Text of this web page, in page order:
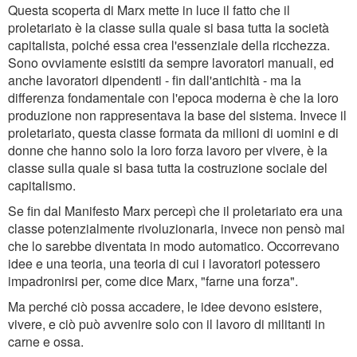
Questa scoperta di Marx mette in luce il fatto che il
proletariato è la classe sulla quale si basa tutta la società
capitalista, poiché essa crea l'essenziale della ricchezza.
Sono ovviamente esistiti da sempre lavoratori manuali, ed
anche lavoratori dipendenti - fin dall'antichità - ma la
differenza fondamentale con l'epoca moderna è che la loro
produzione non rappresentava la base del sistema. Invece il
proletariato, questa classe formata da milioni di uomini e di
donne che hanno solo la loro forza lavoro per vivere, è la
classe sulla quale si basa tutta la costruzione sociale del
capitalismo.
Se fin dal Manifesto Marx percepì che il proletariato era una
classe potenzialmente rivoluzionaria, invece non pensò mai
che lo sarebbe diventata in modo automatico. Occorrevano
idee e una teoria, una teoria di cui i lavoratori potessero
impadronirsi per, come dice Marx, "farne una forza".
Ma perché ciò possa accadere, le idee devono esistere,
vivere, e ciò può avvenire solo con il lavoro di militanti in
carne e ossa.